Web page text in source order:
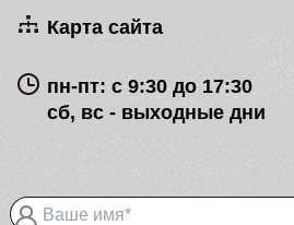
Карта сайта
пн-пт: с 9:30 до 17:30
сб, вс - выходные дни
Ваше имя*